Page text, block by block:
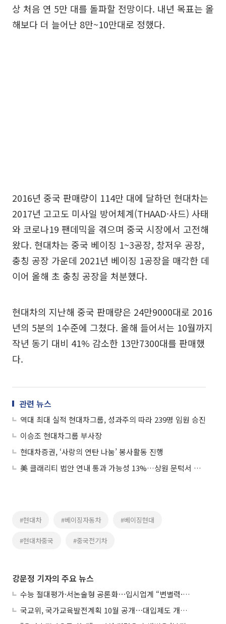
상 처음 연 5만 대를 돌파할 전망이다. 내년 목표는 올
해보다 더 늘어난 8만~10만대로 정했다.
2016년 중국 판매량이 114만 대에 달하던 현대차는
2017년 고고도 미사일 방어체계(THAAD·사드) 사태
와 코로나19 팬데믹을 겪으며 중국 시장에서 고전해
왔다. 현대차는 중국 베이징 1~3공장, 창저우 공장,
충칭 공장 가운데 2021년 베이징 1공장을 매각한 데
이어 올해 초 충칭 공장을 처분했다.
현대차의 지난해 중국 판매량은 24만9000대로 2016
년의 5분의 1수준에 그쳤다. 올해 들어서는 10월까지
작년 동기 대비 41% 감소한 13만7300대를 판매했
다.
관련 뉴스
역대 최대 실적 현대차그룹, 성과주의 따라 239명 임원 승진
이승조 현대차그룹 부사장
현대차증권, ‘사랑의 연탄 나눔’ 봉사활동 진행
美 클래리티 법안 연내 통과 가능성 13%…상원 문턱서 제동
#현대차 #베이징자동차 #베이징현대
#현대차중국 #중국전기차
강문정 기자의 주요 뉴스
수능 절대평가·서논술형 공론화⋯입시업계 “변별력·사교육 대책 먼저”
국교위, 국가교육발전계획 10월 공개⋯대입제도 개편 공론화 추진